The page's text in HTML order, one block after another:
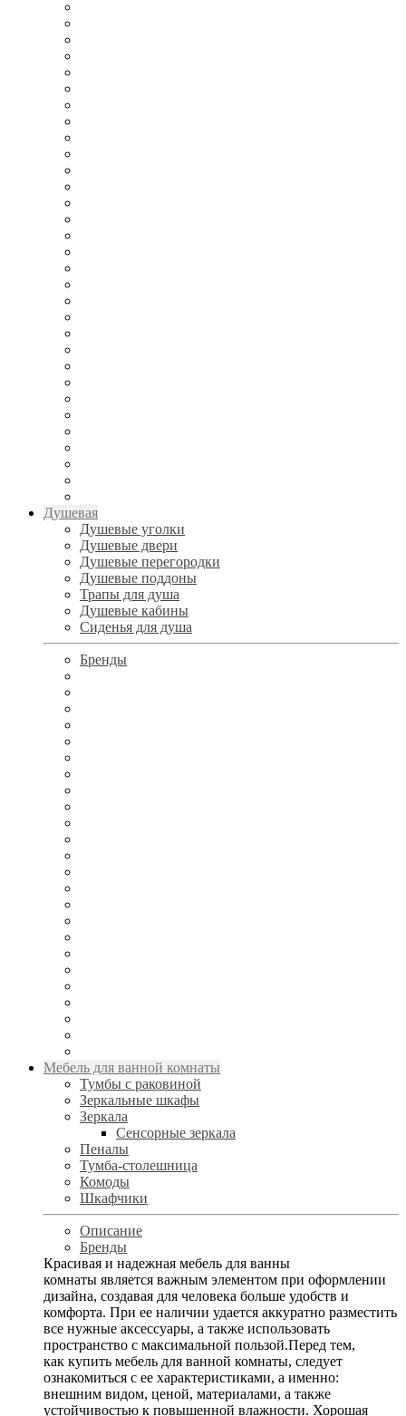
Душевая
Душевые уголки
Душевые двери
Душевые перегородки
Душевые поддоны
Трапы для душа
Душевые кабины
Сиденья для душа
Бренды
Мебель для ванной комнаты
Тумбы с раковиной
Зеркальные шкафы
Зеркала
Сенсорные зеркала
Пеналы
Тумба-столешница
Комоды
Шкафчики
Описание
Бренды
Красивая и надежная мебель для ванны
комнаты является важным элементом при оформлении
дизайна, создавая для человека больше удобств и
комфорта. При ее наличии удается аккуратно разместить
все нужные аксессуары, а также использовать
пространство с максимальной пользой.Перед тем,
как купить мебель для ванной комнаты, следует
ознакомиться с ее характеристиками, а именно:
внешним видом, ценой, материалами, а также
устойчивостью к повышенной влажности. Хорошая